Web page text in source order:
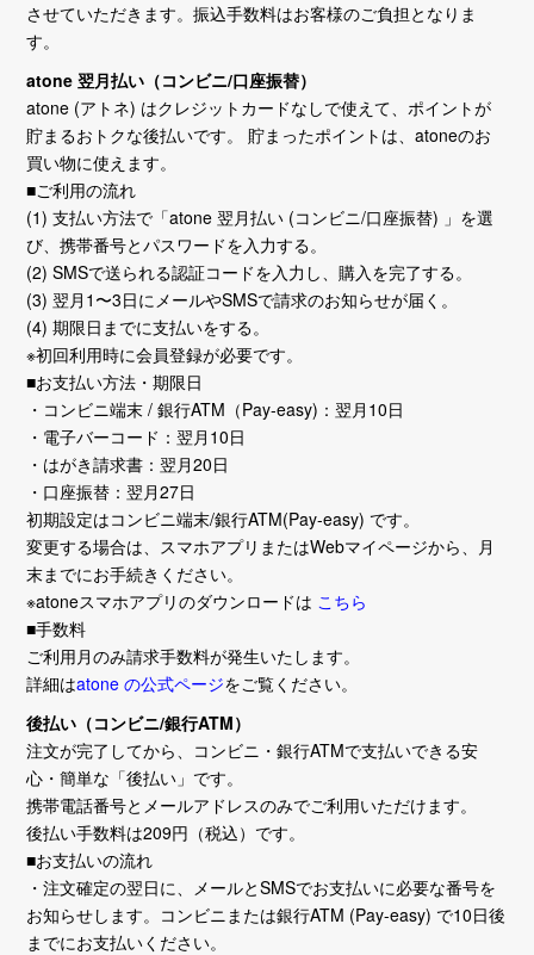
させていただきます。振込手数料はお客様のご負担となりま
す。
atone 翌月払い（コンビニ/口座振替）
atone (アトネ) はクレジットカードなしで使えて、ポイントが
貯まるおトクな後払いです。 貯まったポイントは、atoneのお
買い物に使えます。
■ご利用の流れ
(1) 支払い方法で「atone 翌月払い (コンビニ/口座振替) 」を選
び、携帯番号とパスワードを入力する。
(2) SMSで送られる認証コードを入力し、購入を完了する。
(3) 翌月1〜3日にメールやSMSで請求のお知らせが届く。
(4) 期限日までに支払いをする。
※初回利用時に会員登録が必要です。
■お支払い方法・期限日
・コンビニ端末 / 銀行ATM（Pay-easy)：翌月10日
・電子バーコード：翌月10日
・はがき請求書：翌月20日
・口座振替：翌月27日
初期設定はコンビニ端末/銀行ATM(Pay-easy) です。
変更する場合は、スマホアプリまたはWebマイページから、月
末までにお手続きください。
※atoneスマホアプリのダウンロードは こちら
■手数料
ご利用月のみ請求手数料が発生いたします。
詳細はatone の公式ページをご覧ください。
後払い（コンビニ/銀行ATM）
注文が完了してから、コンビニ・銀行ATMで支払いできる安
心・簡単な「後払い」です。
携帯電話番号とメールアドレスのみでご利用いただけます。
後払い手数料は209円（税込）です。
■お支払いの流れ
・注文確定の翌日に、メールとSMSでお支払いに必要な番号を
お知らせします。コンビニまたは銀行ATM (Pay-easy) で10日後
までにお支払いください。